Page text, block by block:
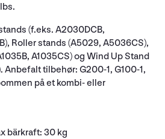
(f.eks. A2030DCB,
Roller stands (A5029, A5036CS),
A1035CS) og Wind Up Stand
Anbefalt tilbehør: G200-1, G100-1,
på et kombi- eller
bärkraft: 30 kg